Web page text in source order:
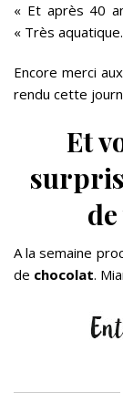
« Et après 40
« Très
Encore merci
rendu cette
Et
A la semaine
de chocolat.